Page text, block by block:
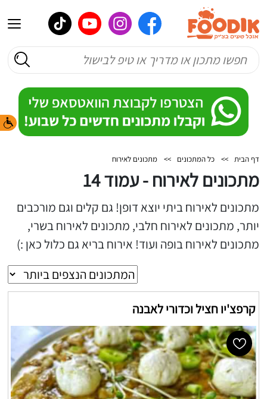
דף הבית >> כל המתכונים >> מתכונים לאירוח
מתכונים לאירוח - עמוד 14
מתכונים לאירוח ביתי יוצא דופן! גם קלים וגם מורכבים
יותר, מתכונים לאירוח חלבי, מתכונים לאירוח בשרי,
מתכונים לאירוח בופה ועוד! אירוח בריא גם כלול כאן :)
קרפצ'יו חציל וכדורי לאבנה